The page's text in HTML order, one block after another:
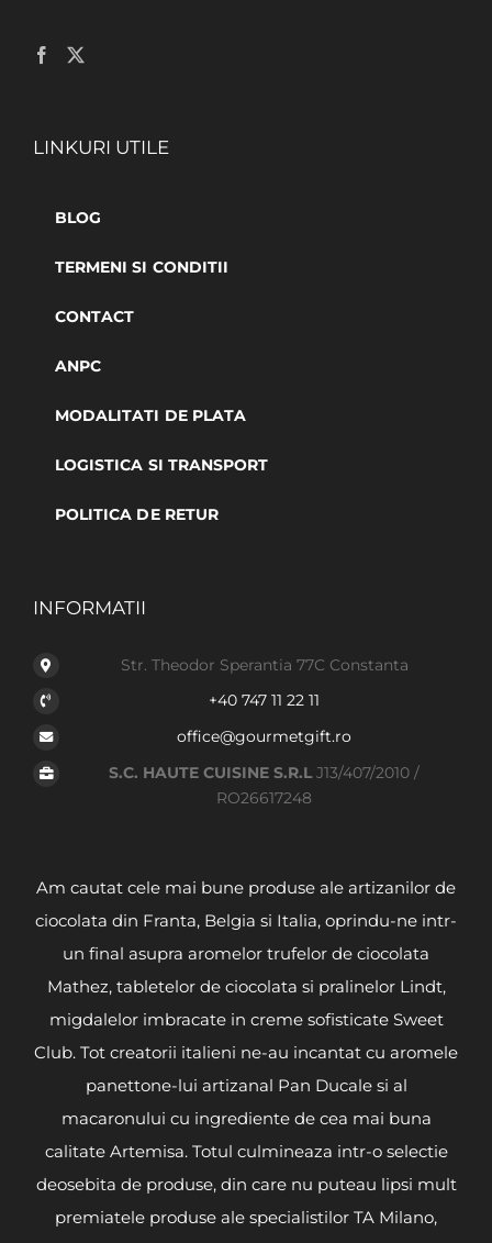
LINKURI UTILE
BLOG
TERMENI SI CONDITII
CONTACT
ANPC
MODALITATI DE PLATA
LOGISTICA SI TRANSPORT
POLITICA DE RETUR
INFORMATII
Str. Theodor Sperantia 77C Constanta
+40 747 11 22 11
office@gourmetgift.ro
S.C. HAUTE CUISINE S.R.LJ13/407/2010 /
RO26617248
Am cautat cele mai bune produse ale artizanilor de
ciocolata din Franta, Belgia si Italia, oprindu-ne intr-
un final asupra aromelor trufelor de ciocolata
Mathez, tabletelor de ciocolata si pralinelor Lindt,
migdalelor imbracate in creme sofisticate Sweet
Club. Tot creatorii italieni ne-au incantat cu aromele
panettone-lui artizanal Pan Ducale si al
macaronului cu ingrediente de cea mai buna
calitate Artemisa. Totul culmineaza intr-o selectie
deosebita de produse, din care nu puteau lipsi mult
premiatele produse ale specialistilor TA Milano,